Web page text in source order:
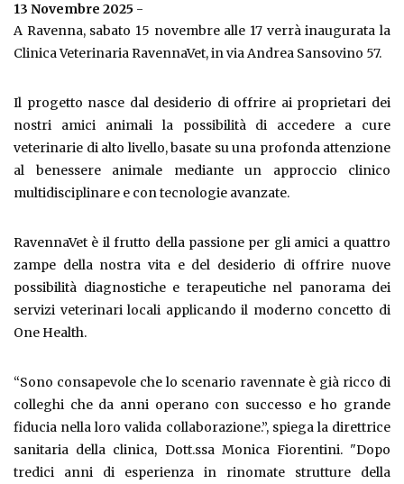
13 Novembre 2025 -
A Ravenna, sabato 15 novembre alle 17 verrà inaugurata la
Clinica Veterinaria RavennaVet, in via Andrea Sansovino 57.
Il progetto nasce dal desiderio di offrire ai proprietari dei
nostri amici animali la possibilità di accedere a cure
veterinarie di alto livello, basate su una profonda attenzione
al benessere animale mediante un approccio clinico
multidisciplinare e con tecnologie avanzate.
RavennaVet è il frutto della passione per gli amici a quattro
zampe della nostra vita e del desiderio di offrire nuove
possibilità diagnostiche e terapeutiche nel panorama dei
servizi veterinari locali applicando il moderno concetto di
One Health.
“Sono consapevole che lo scenario ravennate è già ricco di
colleghi che da anni operano con successo e ho grande
fiducia nella loro valida collaborazione.”, spiega la direttrice
sanitaria della clinica, Dott.ssa Monica Fiorentini. "Dopo
tredici anni di esperienza in rinomate strutture della